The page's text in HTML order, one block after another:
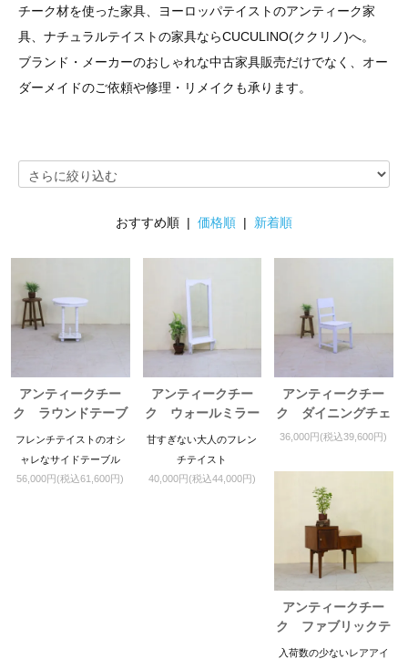
チーク材を使った家具、ヨーロッパテイストのアンティーク家
具、ナチュラルテイストの家具ならCUCULINO(ククリノ)へ。
ブランド・メーカーのおしゃれな中古家具販売だけでなく、オー
ダーメイドのご依頼や修理・リメイクも承ります。
おすすめ順 | 価格順 | 新着順
アンティークチー
ク ラウンドテーブ
ル
フレンチテイストのオシ
ャレなサイドテーブル
56,000円(税込61,600円)
アンティークチー
ク ウォールミラー
甘すぎない大人のフレン
チテイスト
40,000円(税込44,000円)
アンティークチー
ク ダイニングチェ
ア
36,000円(税込39,600円)
アンティークチー
ク ファブリックテ
レフォンチェア
入荷数の少ないレアアイ